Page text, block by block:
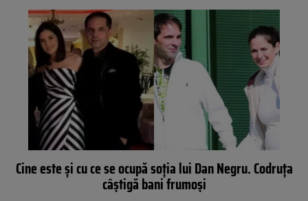
Cine este și cu ce se ocupă soția lui Dan Negru. Codruța
câștigă bani frumoși